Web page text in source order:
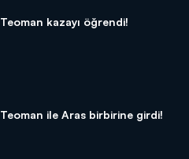
Teoman kazayı öğrendi!
Teoman ile Aras birbirine girdi!